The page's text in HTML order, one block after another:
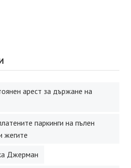
арест за държане на
паркинги на пълен
жегите
Джерман